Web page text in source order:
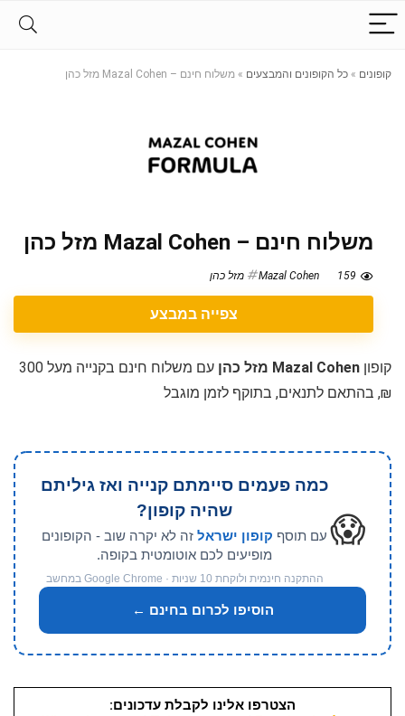
קופונים » כל הקופונים והמבצעים » משלוח חינם – Mazal Cohen מזל כהן
משלוח חינם – Mazal Cohen מזל כהן
159 Mazal Cohen מזל כהן
צפייה במבצע
קופון Mazal Cohen מזל כהן
עם משלוח חינם בקנייה מעל 300
₪, בהתאם לתנאים, בתוקף לזמן מוגבל
😱
כמה פעמים סיימתם קנייה ואז גיליתם
שהיה קופון?
עם תוסף קופון ישראל זה לא יקרה שוב - הקופונים
מופיעים לכם אוטומטית בקופה.
ההתקנה חינמית ולוקחת 10 שניות · Google Chrome במחשב
הוסיפו לכרום בחינם ←
הצטרפו אלינו לקבלת עדכונים: